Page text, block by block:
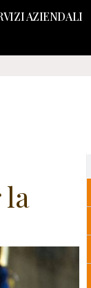
AZIENDALI
la